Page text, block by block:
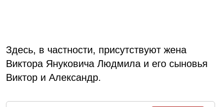
Здесь, в частности, присутствуют жена
Виктора Януковича Людмила и его сыновья
Виктор и Александр.